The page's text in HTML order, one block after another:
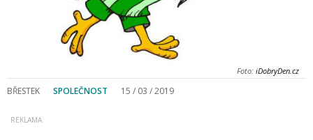
Foto: iDobryDen.cz
BŘESTEK SPOLEČNOST 15 / 03 / 2019